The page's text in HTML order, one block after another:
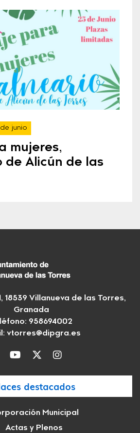
junio
mujeres,
de Alicún de las
18539 Villanueva de las Torres,
Granada
958694002
vtorres@dipgra.es
destacados
Municipal
Actas y Plenos